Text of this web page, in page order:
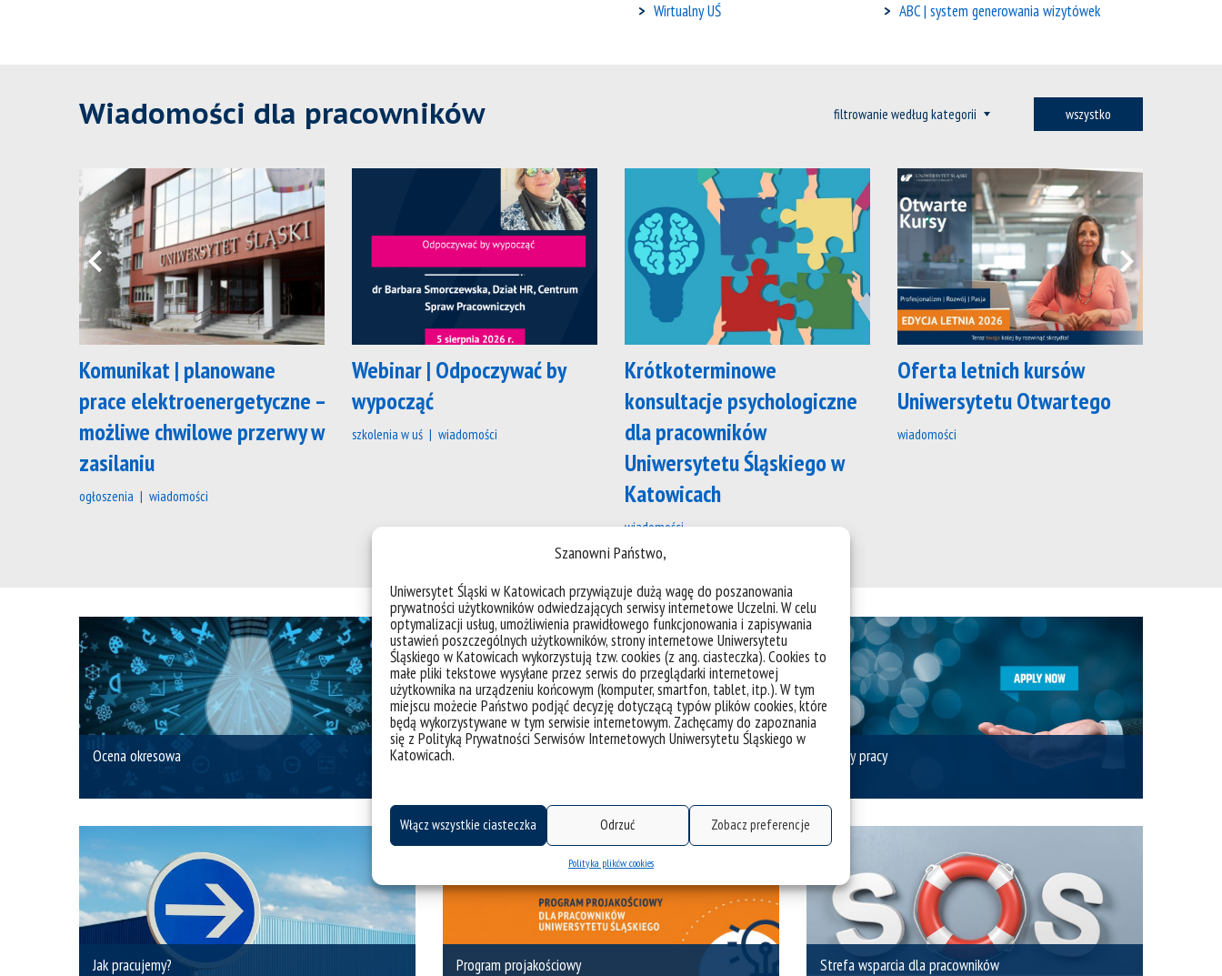
Szanowni Państwo,
Uniwersytet Śląski w Katowicach przywiązuje dużą wagę do poszanowania
prywatności użytkowników odwiedzających serwisy internetowe Uczelni. W celu
optymalizacji usług, umożliwienia prawidłowego funkcjonowania i zapisywania
ustawień poszczególnych użytkowników, strony internetowe Uniwersytetu
Śląskiego w Katowicach wykorzystują tzw. cookies (z ang. ciasteczka). Cookies to
małe pliki tekstowe wysyłane przez serwis do przeglądarki internetowej
użytkownika na urządzeniu końcowym (komputer, smartfon, tablet, itp.). W tym
miejscu możecie Państwo podjąć decyzję dotyczącą typów plików cookies, które
będą wykorzystywane w tym serwisie internetowym. Zachęcamy do zapoznania
się z Polityką Prywatności Serwisów Internetowych Uniwersytetu Śląskiego w
Katowicach.
Włącz wszystkie ciasteczka Odrzuć Zobacz preferencje
Polityka plików cookies
Wirtualny UŚ
ABC | system generowania wizytówek
Wiadomości dla pracowników wszystko
Komunikat | planowane
prace elektroenergetyczne –
możliwe chwilowe przerwy w
zasilaniu
ogłoszenia wiadomości
Webinar | Odpoczywać by
wypocząć
szkolenia w uś wiadomości
Krótkoterminowe
konsultacje psychologiczne
dla pracowników
Uniwersytetu Śląskiego w
Katowicach
wiadomości
Oferta letnich kursów
Uniwersytetu Otwartego
wiadomości
Ocena okresowa Oferty pracy
Jak pracujemy? Program projakościowy Strefa wsparcia dla pracowników